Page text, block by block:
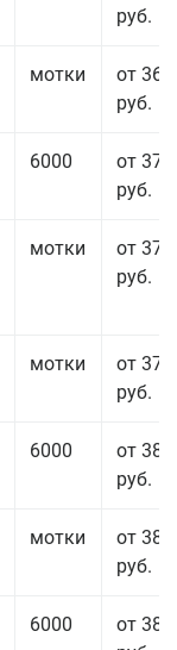
руб.
мотки
от 36
руб.
6000
от 37
руб.
мотки
от 37
руб.
мотки
от 37
руб.
6000
от 38
руб.
мотки
от 38
руб.
6000
от 38